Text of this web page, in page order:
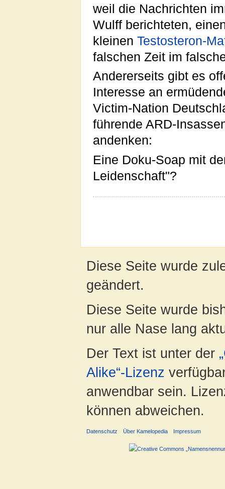
weil die Nachrichten
Wulff berichteten,
kleinen Testosteron-
falschen Zeit im
Andererseits gibt es
Interesse an
Victim-Nation
führende ARD-
andenken:
Eine Doku-Soap mit
Leidenschaft"?
Diese Seite wurde
geändert.
Diese Seite wurde
nur alle Nase lang
Der Text ist unter der
Alike“-Lizenz
anwendbar sein.
können abweichen.
Datenschutz Über Kamelopedia Impressum